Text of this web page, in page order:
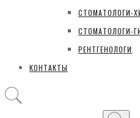
СТОМАТОЛОГИ-
СТОМАТОЛОГИ-
РЕНТГЕНОЛОГИ
КОНТАКТЫ